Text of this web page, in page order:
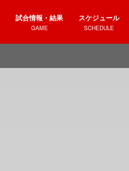
試合情報・結果
GAME
スケジュール
SCHEDULE